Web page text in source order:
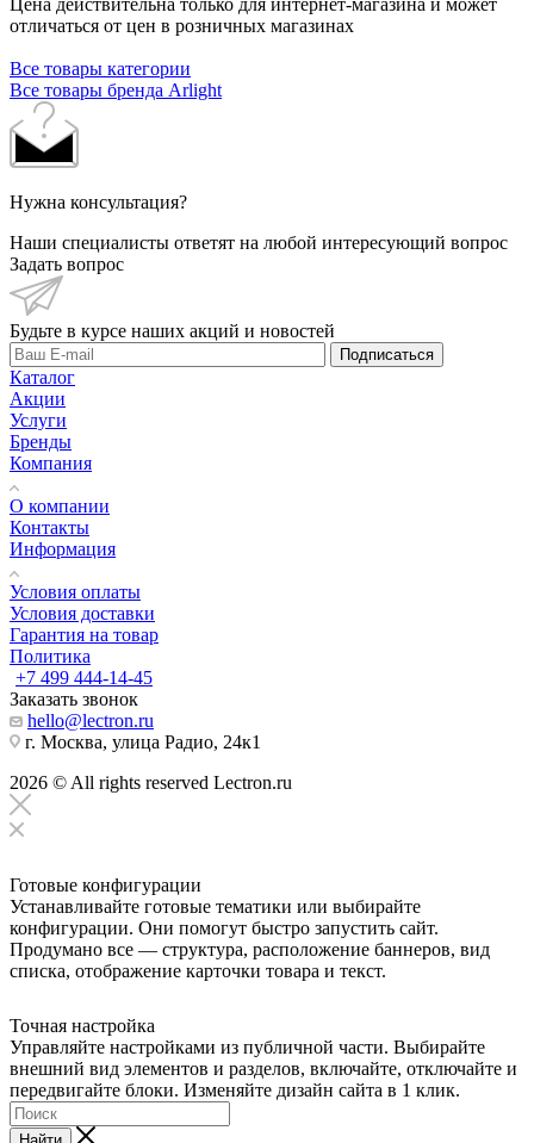
отличаться от цен в розничных магазинах
Все товары категории
Все товары бренда Arlight
Нужна консультация?
Наши специалисты ответят на любой интересующий вопрос
Задать вопрос
Будьте в курсе наших акций и новостей
Подписаться
Каталог
Акции
Услуги
Бренды
Компания
О компании
Контакты
Информация
Условия оплаты
Условия доставки
Гарантия на товар
Политика
+7 499 444-14-45
Заказать звонок
hello@lectron.ru
г. Москва, улица Радио, 24к1
2026 © All rights reserved Lectron.ru
Готовые конфигурации
Устанавливайте готовые тематики или выбирайте
конфигурации. Они помогут быстро запустить сайт.
Продумано все — структура, расположение баннеров, вид
списка, отображение карточки товара и текст.
Точная настройка
Управляйте настройками из публичной части. Выбирайте
внешний вид элементов и разделов, включайте, отключайте и
передвигайте блоки. Изменяйте дизайн сайта в 1 клик.